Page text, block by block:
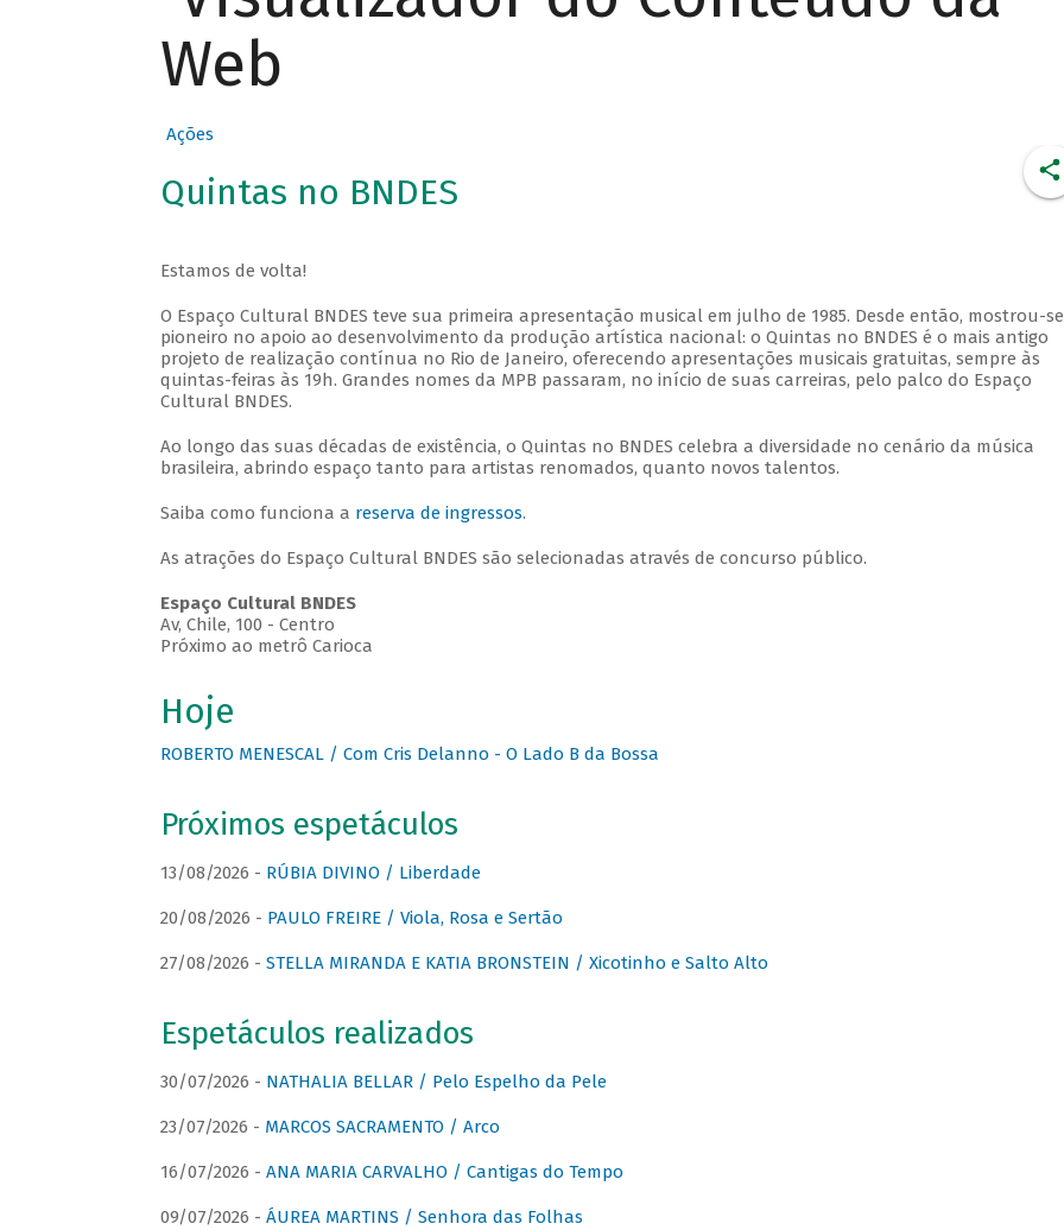
Web
Ações
Quintas no BNDES
Estamos de volta!
O Espaço Cultural BNDES teve sua primeira apresentação musical em julho de 1985. Desde então, mostrou-se
pioneiro no apoio ao desenvolvimento da produção artística nacional: o Quintas no BNDES é o mais antigo
projeto de realização contínua no Rio de Janeiro, oferecendo apresentações musicais gratuitas, sempre às
quintas-feiras às 19h. Grandes nomes da MPB passaram, no início de suas carreiras, pelo palco do Espaço
Cultural BNDES.
Ao longo das suas décadas de existência, o Quintas no BNDES celebra a diversidade no cenário da música
brasileira, abrindo espaço tanto para artistas renomados, quanto novos talentos.
Saiba como funciona a reserva de ingressos.
As atrações do Espaço Cultural BNDES são selecionadas através de concurso público.
Espaço Cultural BNDES
Av, Chile, 100 - Centro
Próximo ao metrô Carioca
Hoje
ROBERTO MENESCAL / Com Cris Delanno - O Lado B da Bossa
Próximos espetáculos
13/08/2026 - RÚBIA DIVINO / Liberdade
20/08/2026 - PAULO FREIRE / Viola, Rosa e Sertão
27/08/2026 - STELLA MIRANDA E KATIA BRONSTEIN / Xicotinho e Salto Alto
Espetáculos realizados
30/07/2026 - NATHALIA BELLAR / Pelo Espelho da Pele
23/07/2026 - MARCOS SACRAMENTO / Arco
16/07/2026 - ANA MARIA CARVALHO / Cantigas do Tempo
09/07/2026 - ÁUREA MARTINS / Senhora das Folhas